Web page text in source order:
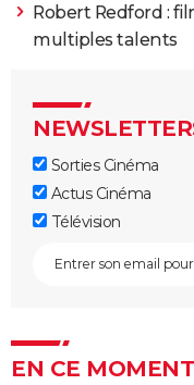
Robert Redford :
multiples talents
Sorties Cinéma
Actus Cinéma
Télévision
EN CE MOMENT